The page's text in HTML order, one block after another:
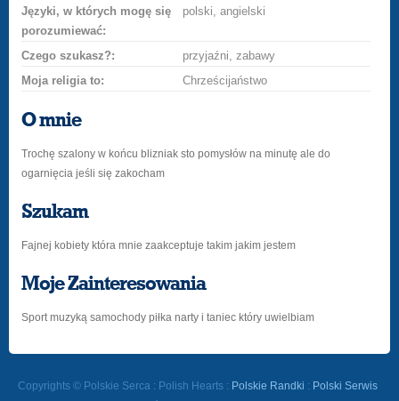
Języki, w których mogę się
porozumiewać:
polski, angielski
Czego szukasz?:
przyjaźni, zabawy
Moja religia to:
Chrześcijaństwo
O mnie
Trochę szalony w końcu blizniak sto pomysłów na minutę ale do
ogarnięcia jeśli się zakocham
Szukam
Fajnej kobiety która mnie zaakceptuje takim jakim jestem
Moje Zainteresowania
Sport muzyką samochody piłka narty i taniec który uwielbiam
Copyrights © Polskie Serca : Polish Hearts : Polskie Randki : Polski Serwis